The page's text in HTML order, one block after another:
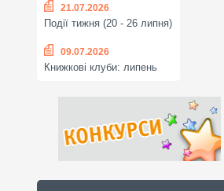
21.07.2026
Події тижня (20 - 26 липня)
09.07.2026
Книжкові клуби: липень